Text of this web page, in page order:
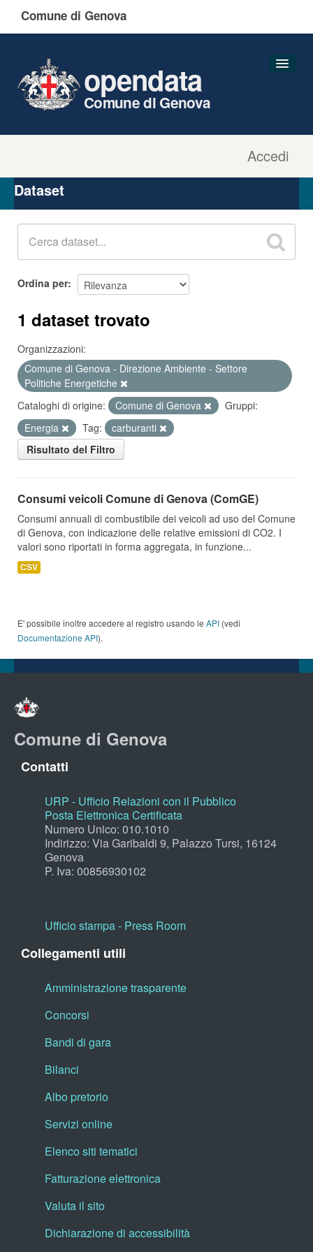
Comune di Genova
Accedi
opendata
Comune di Genova
Organizzazioni
Gruppi
Dataset
Ordina per
1 dataset trovato
Organizzazioni:
Comune di Genova - Direzione Ambiente - Settore
Politiche Energetiche
Cataloghi di origine:
Comune di Genova
Gruppi:
Energia
Tag:
carburanti
Risultato del Filtro
Consumi veicoli Comune di Genova (ComGE)
Consumi annuali di combustibile dei veicoli ad uso del Comune
di Genova, con indicazione delle relative emissioni di CO2. I
valori sono riportati in forma aggregata, in funzione...
CSV
E' possibile inoltre accedere al registro usando le API (vedi
Documentazione API).
Comune di Genova
Contatti
URP - Ufficio Relazioni con il Pubblico
Posta Elettronica Certificata
Numero Unico: 010.1010
Indirizzo: Via Garibaldi 9, Palazzo Tursi, 16124
Genova
P. Iva: 00856930102
Ufficio stampa - Press Room
Collegamenti utili
Amministrazione trasparente
Concorsi
Bandi di gara
Bilanci
Albo pretorio
Servizi online
Elenco siti tematici
Fatturazione elettronica
Valuta il sito
Dichiarazione di accessibilità